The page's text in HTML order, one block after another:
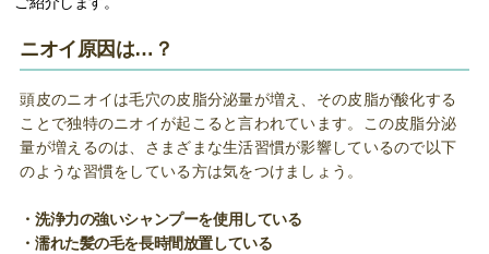
ニオイ原因は…？
頭皮のニオイは毛穴の皮脂分泌量が増え、その皮脂が酸化する
ことで独特のニオイが起こると言われています。この皮脂分泌
量が増えるのは、さまざまな生活習慣が影響しているので以下
のような習慣をしている方は気をつけましょう。
・洗浄力の強いシャンプーを使用している
・濡れた髪の毛を長時間放置している